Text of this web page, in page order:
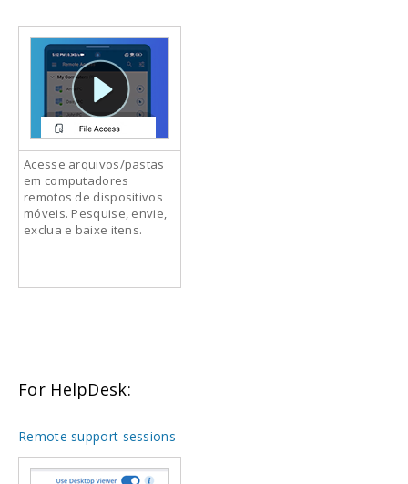
Acesse arquivos/pastas
em computadores
remotos de dispositivos
móveis. Pesquise, envie,
exclua e baixe itens.
For HelpDesk:
Remote support sessions